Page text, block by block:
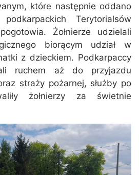
które następnie oddano
Terytorialsów
Żołnierze udzielali
biorącym udział w
z dzieckiem. Podkarpaccy
ruchem aż do przyjazdu
straży pożarnej, służby po
żołnierzy za świetnie